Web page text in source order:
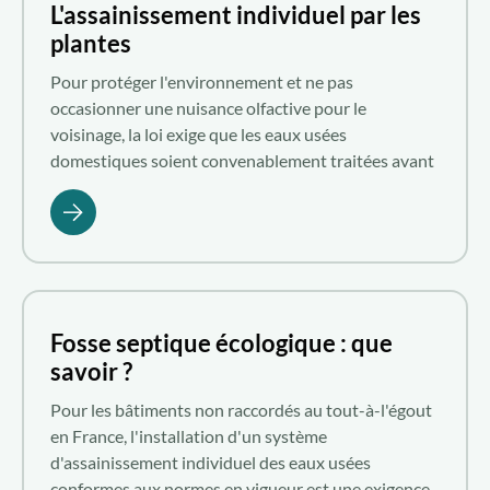
L'assainissement individuel par les
plantes
Pour protéger l'environnement et ne pas
occasionner une nuisance olfactive pour le
voisinage, la loi exige que les eaux usées
domestiques soient convenablement traitées avant
leur évacuation. Si votre maison n'est pas rattachée
au tout-à-l'égout, investir dans un système
d'assainissement individuel par les plantes est une
excellente idée. Il s'agit d'une solution écologique et
économique qui exploite la phytoépuration pour le
Comment fonctionne un dispositif d'assainissement
individuel par les végétaux ? Quel est son prix ?
questions.
Fosse septique écologique : que
savoir ?
Pour les bâtiments non raccordés au tout-à-l'égout
en France, l'installation d'un système
d'assainissement individuel des eaux usées